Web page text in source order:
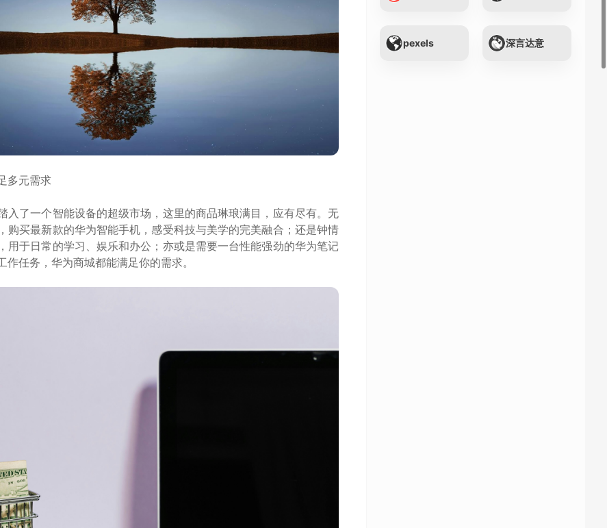
多元需求
入了一个智能设备的超级市场，这里的商品琳琅满目，应有尽有。无
购买最新款的华为智能手机，感受科技与美学的完美融合；还是钟情
用于日常的学习、娱乐和办公；亦或是需要一台性能强劲的华为笔记
任务，华为商城都能满足你的需求。
pexels 深言达意